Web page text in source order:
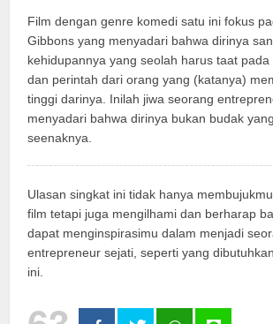
Film dengan genre komedi satu ini fokus
Gibbons yang menyadari bahwa dirinya
kehidupannya yang seolah harus taat
dan perintah dari orang yang (katanya)
tinggi darinya. Inilah jiwa seorang
menyadari bahwa dirinya bukan budak
seenaknya.
Ulasan singkat ini tidak hanya
film tetapi juga mengilhami dan berharap
dapat menginspirasimu dalam menjadi
entrepreneur sejati, seperti yang
ini.